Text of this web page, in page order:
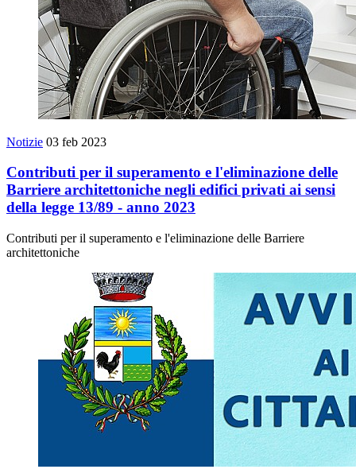
Notizie 03 feb 2023
Contributi per il superamento e l'eliminazione delle
Barriere architettoniche negli edifici privati ai sensi
della legge 13/89 - anno 2023
Contributi per il superamento e l'eliminazione delle Barriere
architettoniche